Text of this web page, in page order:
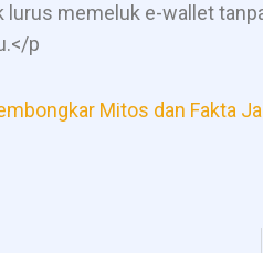
lurus memeluk e-wallet
p
Mitos dan Fakta